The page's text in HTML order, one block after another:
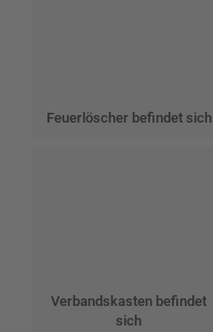
Feuerlöscher befindet sich
Verbandskasten befindet
sich